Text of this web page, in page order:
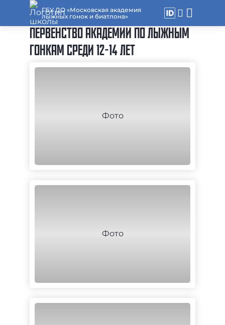
ГБУ ДО «Московская академия
лыжных гонок и биатлона»
ПЕРВЕНСТВО АКАДЕМИИ ПО ЛЫЖНЫМ
ГОНКАМ СРЕДИ 12-14 ЛЕТ